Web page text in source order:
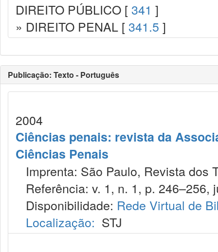
DIREITO PÚBLICO [ 341 ]
» DIREITO PENAL [ 341.5 ]
Publicação: Texto - Português
2004
Ciências penais: revista da
Ciências Penais
Imprenta: São Paulo, Revista dos
Referência: v. 1, n. 1, p. 246–256,
Disponibilidade: Rede Virtual de
Localização: STJ